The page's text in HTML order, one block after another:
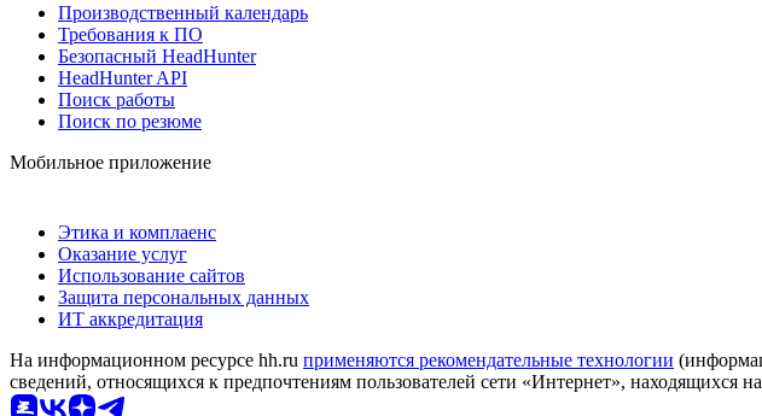
Производственный календарь
Требования к ПО
Безопасный HeadHunter
HeadHunter API
Поиск работы
Поиск по резюме
Мобильное приложение
Этика и комплаенс
Оказание услуг
Использование сайтов
Защита персональных данных
ИТ аккредитация
На информационном ресурсе hh.ru применяются рекомендательные технологии
сведений, относящихся к предпочтениям пользователей сети «Интернет», находящихся